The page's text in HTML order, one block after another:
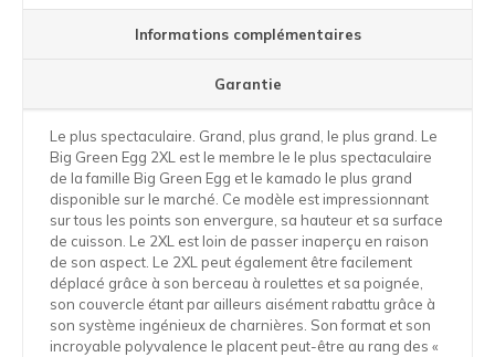
Informations complémentaires
Garantie
Le plus spectaculaire. Grand, plus grand, le plus grand. Le
Big Green Egg 2XL est le membre le le plus spectaculaire
de la famille Big Green Egg et le kamado le plus grand
disponible sur le marché. Ce modèle est impressionnant
sur tous les points son envergure, sa hauteur et sa surface
de cuisson. Le 2XL est loin de passer inaperçu en raison
de son aspect. Le 2XL peut également être facilement
déplacé grâce à son berceau à roulettes et sa poignée,
son couvercle étant par ailleurs aisément rabattu grâce à
son système ingénieux de charnières. Son format et son
incroyable polyvalence le placent peut-être au rang des «